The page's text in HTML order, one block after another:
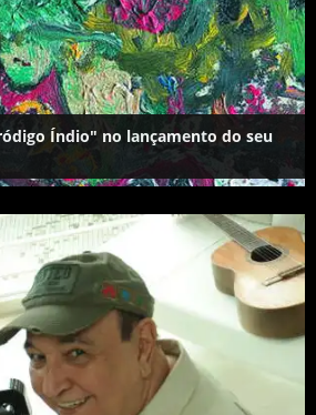
Índio" no lançamento do seu